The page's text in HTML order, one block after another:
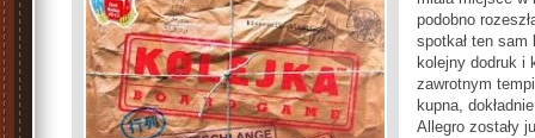
podobno
spotkał ten
kolejny dodruk i
zawrotnym
kupna,
Allegro zostały